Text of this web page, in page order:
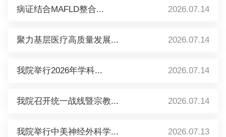
病证结合MAFLD整合... 2026.07.14
聚力基层医疗高质量发展... 2026.07.14
我院举行2026年学科... 2026.07.14
我院召开统一战线暨宗教... 2026.07.14
我院举行中美神经外科学... 2026.07.13